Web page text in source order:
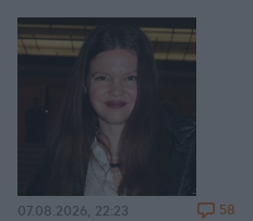
07.08.2026, 22:23 58